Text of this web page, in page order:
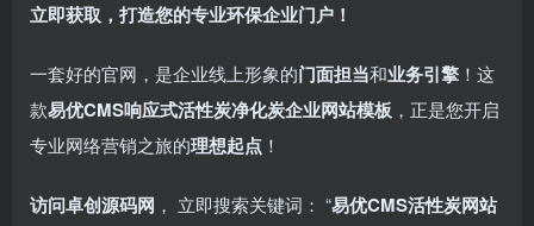
立即获取，打造您的专业环保企业门户！​
一套好的官网，是企业线上形象的门面担当和业务引擎 ！这
款易优CMS响应式活性炭净化炭企业网站模板 ，正是您开启
专业网络营销之旅的理想起点 ！
访问卓创源码网 ， 立即搜索关键词： “易优CMS活性炭网站